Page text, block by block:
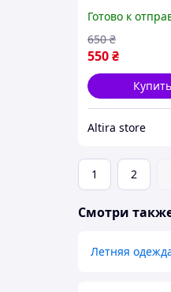
свободные
сердечками,
шорты на
девочки, 5-6
Готово к
550₴
650 ₴
Altira store
1 2
Смотри
Летняя